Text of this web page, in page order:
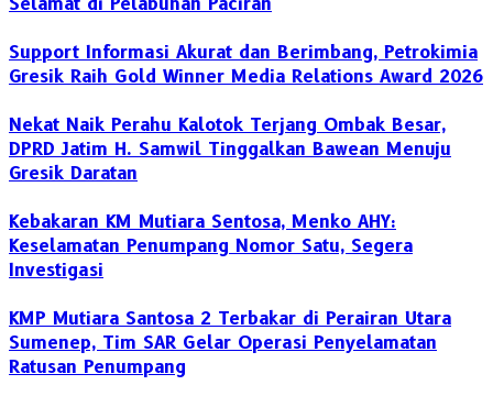
Support Informasi Akurat dan Berimbang, Petrokimia
Gresik Raih Gold Winner Media Relations Award 2026
Nekat Naik Perahu Kalotok Terjang Ombak Besar,
DPRD Jatim H. Samwil Tinggalkan Bawean Menuju
Gresik Daratan
Kebakaran KM Mutiara Sentosa, Menko AHY:
Keselamatan Penumpang Nomor Satu, Segera
Investigasi
KMP Mutiara Santosa 2 Terbakar di Perairan Utara
Sumenep, Tim SAR Gelar Operasi Penyelamatan
Ratusan Penumpang